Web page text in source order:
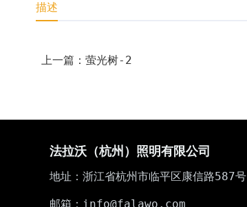
描述
上一篇：萤光树-2
法拉沃（杭州）照明有限公司
地址：浙江省杭州市临平区康信路587号
邮箱：info@falawo.com